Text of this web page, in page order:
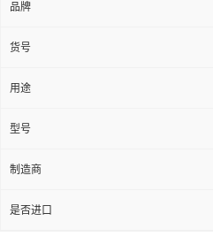
品牌
货号
用途
型号
制造商
是否进口